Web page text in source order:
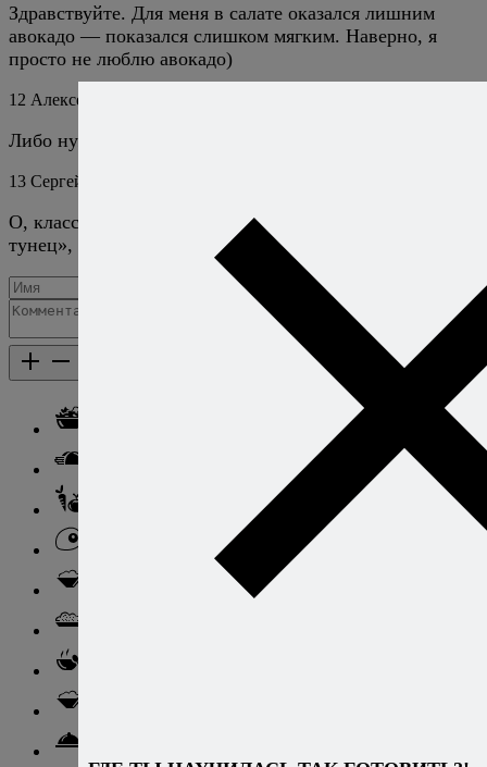
Здравствуйте. Для меня в салате оказался лишним
авокадо — показался слишком мягким. Наверно, я
просто не люблю авокадо)
12 Алексей Онегин
Либо нужно было взять чуть более упругий авокадо. ;)
13 Сергей
О, класс, только что купил на пробу баночку «тушенка
тунец», думаю к этому салату самое оно,. .
Добавить комментарий
Каталог рецептов